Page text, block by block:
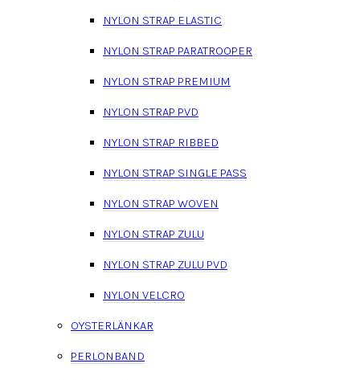
NYLON STRAP ELASTIC
NYLON STRAP PARATROOPER
NYLON STRAP PREMIUM
NYLON STRAP PVD
NYLON STRAP RIBBED
NYLON STRAP SINGLE PASS
NYLON STRAP WOVEN
NYLON STRAP ZULU
NYLON STRAP ZULU PVD
NYLON VELCRO
OYSTERLÄNKAR
PERLONBAND